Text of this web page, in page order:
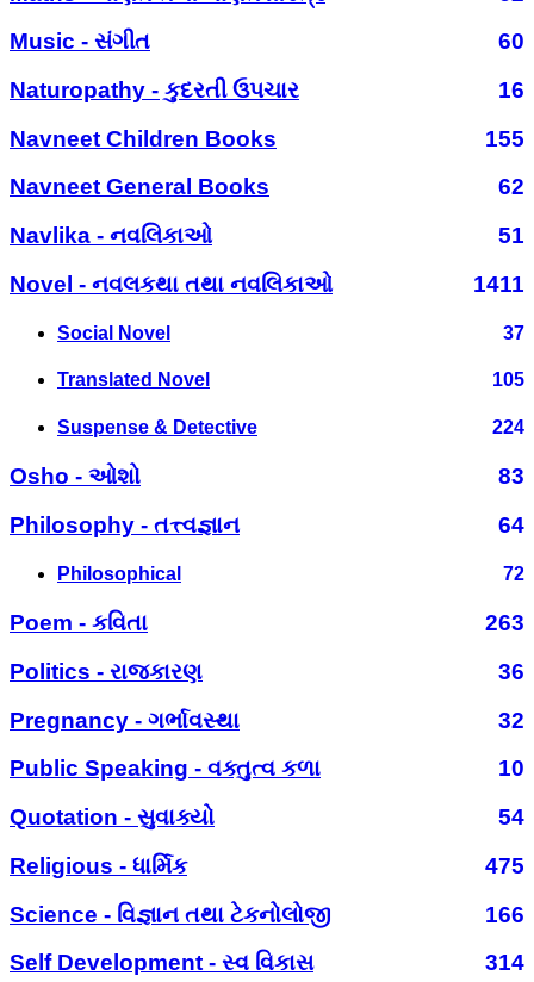
Music - સંગીત
60
Naturopathy - કુદરતી ઉપચાર
16
Navneet Children Books
155
Navneet General Books
62
Navlika - નવલિકાઓ
51
Novel - નવલકથા તથા નવલિકાઓ
1411
Social Novel 37
Translated Novel 105
Suspense & Detective 224
Osho - ઓશો
83
Philosophy - તત્ત્વજ્ઞાન
64
Philosophical 72
Poem - કવિતા
263
Politics - રાજકારણ
36
Pregnancy - ગર્ભાવસ્થા
32
Public Speaking - વક્તુત્વ કળા
10
Quotation - સુવાક્યો
54
Religious - ધાર્મિક
475
Science - વિજ્ઞાન તથા ટેકનોલોજી
166
Self Development - સ્વ વિકાસ
314